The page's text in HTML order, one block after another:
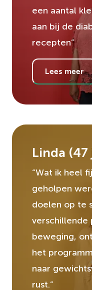
een aantal
aan bij de
recepten”
Lees meer
Linda (47
“Wat ik heel
geholpen
doelen op te
verschillende
beweging,
het
naar
rust.”